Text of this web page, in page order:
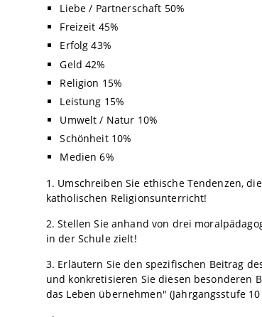
Liebe / Partnerschaft 50%
Freizeit 45%
Erfolg 43%
Geld 42%
Religion 15%
Leistung 15%
Umwelt / Natur 10%
Schönheit 10%
Medien 6%
1. Umschreiben Sie ethische Tendenzen,
katholischen Religionsunterricht!
2. Stellen Sie anhand von drei
in der Schule zielt!
3. Erläutern Sie den spezifischen Beitrag
und konkretisieren Sie diesen besonderen
das Leben übernehmen" (Jahrgangsstufe